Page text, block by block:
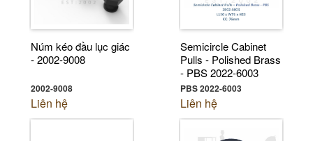
Núm kéo đầu lục giác
- 2002-9008
2002-9008
Liên hệ
Semicircle Cabinet
Pulls - Polished Brass
- PBS 2022-6003
PBS 2022-6003
Liên hệ